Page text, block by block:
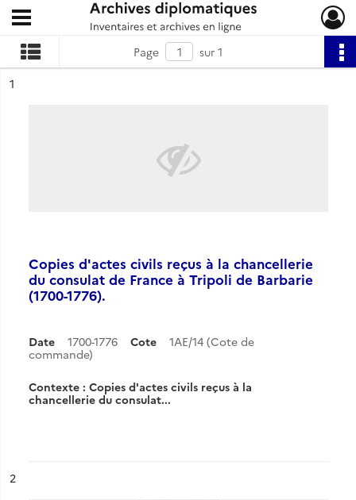
Archives diplomatiques
Ouvrir le menu déroulant
Page
sur 1
n°
1
Copies d'actes civils reçus à la chancellerie
du consulat de France à Tripoli de Barbarie
(1700-1776).
Date 1700-1776 Cote
1AE/14 (Cote de
commande)
Contexte : Copies d'actes civils reçus à la
chancellerie du consulat...
n°
2